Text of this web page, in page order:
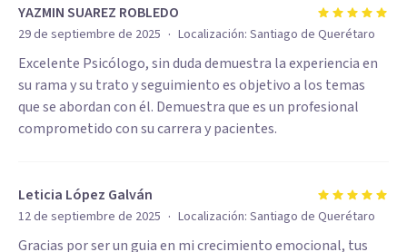
YAZMIN SUAREZ ROBLEDO
29 de septiembre de 2025 · Localización: Santiago de Querétaro
Excelente Psicólogo, sin duda demuestra la experiencia en
su rama y su trato y seguimiento es objetivo a los temas
que se abordan con él. Demuestra que es un profesional
comprometido con su carrera y pacientes.
Leticia López Galván
12 de septiembre de 2025 · Localización: Santiago de Querétaro
Gracias por ser un guia en mi crecimiento emocional, tus